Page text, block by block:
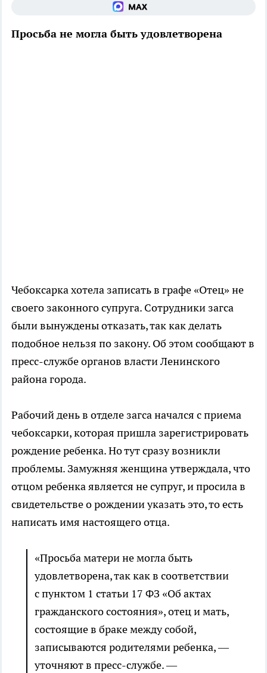
Просьба не могла быть удовлетворена
Чебоксарка хотела записать в графе «Отец» не
своего законного супруга. Сотрудники загса
были вынуждены отказать, так как делать
подобное нельзя по закону. Об этом сообщают в
пресс-службе органов власти Ленинского
района города.
Рабочий день в отделе загса начался с приема
чебоксарки, которая пришла зарегистрировать
рождение ребенка. Но тут сразу возникли
проблемы. Замужняя женщина утверждала, что
отцом ребенка является не супруг, и просила в
свидетельстве о рождении указать это, то есть
написать имя настоящего отца.
«Просьба матери не могла быть
удовлетворена, так как в соответствии
с пунктом 1 статьи 17 ФЗ «Об актах
гражданского состояния», отец и мать,
состоящие в браке между собой,
записываются родителями ребенка, —
уточняют в пресс-службе. —